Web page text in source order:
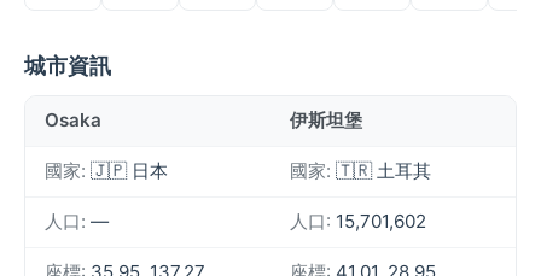
城市資訊
Osaka 伊斯坦堡
國家: 🇯🇵 日本 國家: 🇹🇷 土耳其
人口: — 人口: 15,701,602